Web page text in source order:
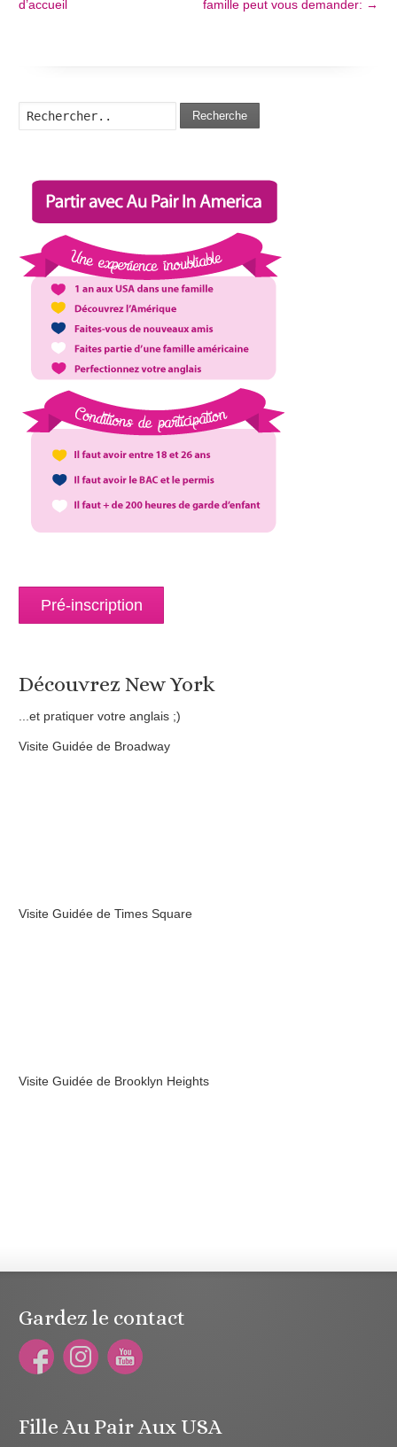
d’accueil famille peut vous demander: →
Recherche
Pré-inscription
Découvrez New York
...et pratiquer votre anglais ;)
Visite Guidée de Broadway
Visite Guidée de Times Square
Visite Guidée de Brooklyn Heights
Gardez le contact
Fille Au Pair Aux USA